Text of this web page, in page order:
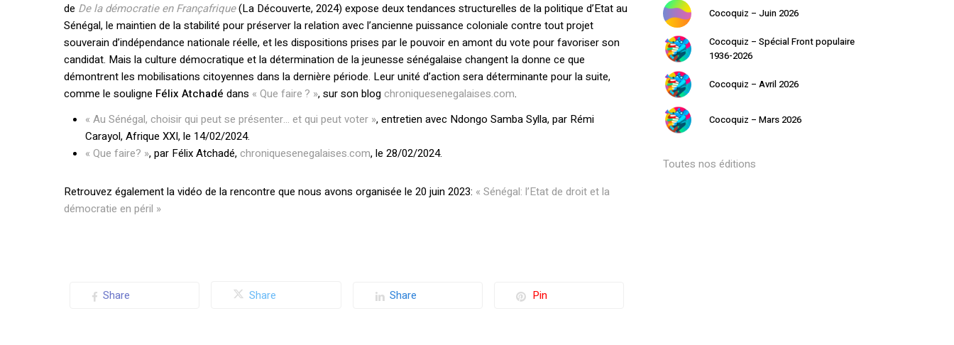
Votre panier est vide.
de De la démocratie en Françafrique(La Découverte, 2024) expose deux tendances structurelles de la politique d’Etat au
Sénégal, le maintien de la stabilité pour préserver la relation avec l’ancienne puissance coloniale contre tout projet
souverain d’indépendance nationale réelle, et les dispositions prises par le pouvoir en amont du vote pour favoriser son
candidat. Mais la culture démocratique et la détermination de la jeunesse sénégalaise changent la donne ce que
démontrent les mobilisations citoyennes dans la dernière période. Leur unité d’action sera déterminante pour la suite,
comme le souligne Félix Atchadé dans « Que faire ? », sur son blogchroniquesenegalaises.com.
« Au Sénégal, choisir qui peut se présenter… et qui peut voter », entretien avec Ndongo Samba Sylla, par Rémi
Carayol, Afrique XXI, le 14/02/2024.
« Que faire? », par Félix Atchadé,chroniquesenegalaises.com, le 28/02/2024.
Retrouvez également la vidéo de la rencontre que nous avons organisée le 20 juin 2023: « Sénégal: l’Etat de droit et la
démocratie en péril »
Share Share Share Pin
Cocoquiz – Juin 2026
Cocoquiz – Spécial Front populaire
1936-2026
Cocoquiz – Avril 2026
Cocoquiz – Mars 2026
Toutes nos éditions